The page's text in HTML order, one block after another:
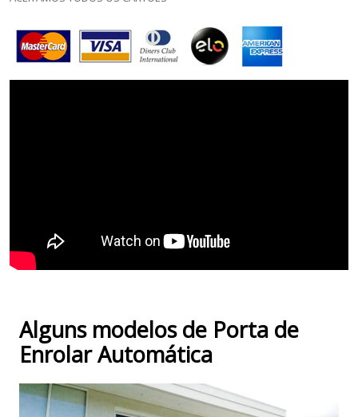
Alguns modelos de Porta de
Enrolar Automática